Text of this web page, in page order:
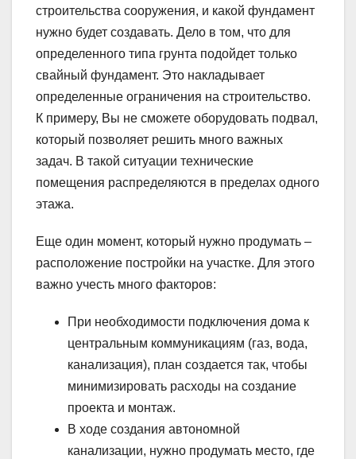
строительства сооружения, и какой фундамент
нужно будет создавать. Дело в том, что для
определенного типа грунта подойдет только
свайный фундамент. Это накладывает
определенные ограничения на строительство.
К примеру, Вы не сможете оборудовать подвал,
который позволяет решить много важных
задач. В такой ситуации технические
помещения распределяются в пределах одного
этажа.
Еще один момент, который нужно продумать –
расположение постройки на участке. Для этого
важно учесть много факторов:
При необходимости подключения дома к
центральным коммуникациям (газ, вода,
канализация), план создается так, чтобы
минимизировать расходы на создание
проекта и монтаж.
В ходе создания автономной
канализации, нужно продумать место, где